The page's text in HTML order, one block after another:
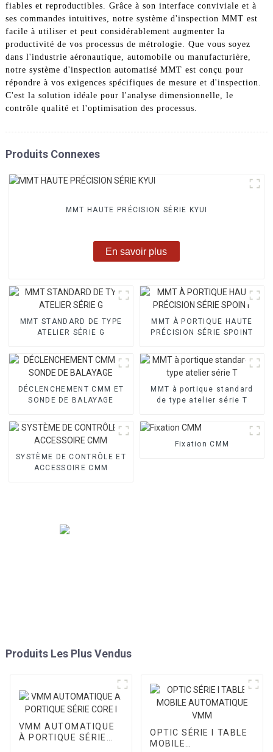
fiables et reproductibles. Grâce à son interface conviviale et à
ses commandes intuitives, notre système d'inspection MMT est
facile à utiliser et peut considérablement augmenter la
productivité de vos processus de métrologie. Que vous soyez
dans l'industrie aéronautique, automobile ou manufacturière,
notre système d'inspection automatisé MMT est conçu pour
répondre à vos exigences spécifiques de mesure et d'inspection.
C'est la solution idéale pour l'analyse dimensionnelle, le
contrôle qualité et l'optimisation des processus.
Produits Connexes
MMT HAUTE PRÉCISION SÉRIE KYUI
En savoir plus
MMT STANDARD DE TYPE
ATELIER SÉRIE G
MMT À PORTIQUE HAUTE
PRÉCISION SÉRIE SPOINT
DÉCLENCHEMENT CMM ET
SONDE DE BALAYAGE
MMT à portique standard
de type atelier série T
SYSTÈME DE CONTRÔLE ET
ACCESSOIRE CMM
Fixation CMM
Produits Les Plus Vendus
VMM AUTOMATIQUE
À PORTIQUE SÉRIE
OPTIC SÉRIE I TABLE
MOBILE